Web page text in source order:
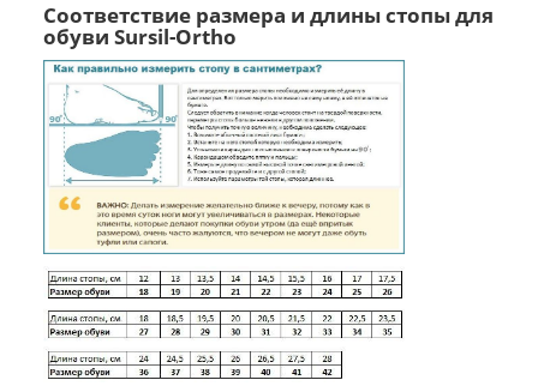
Соответствие размера и длины стопы для
обуви Sursil-Ortho